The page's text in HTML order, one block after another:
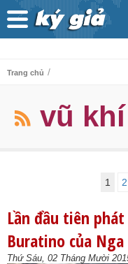
Trang chủ /
vũ khí
1 2
Lần đầu tiên
Buratino của
Thứ Sáu, 02 Tháng Mười